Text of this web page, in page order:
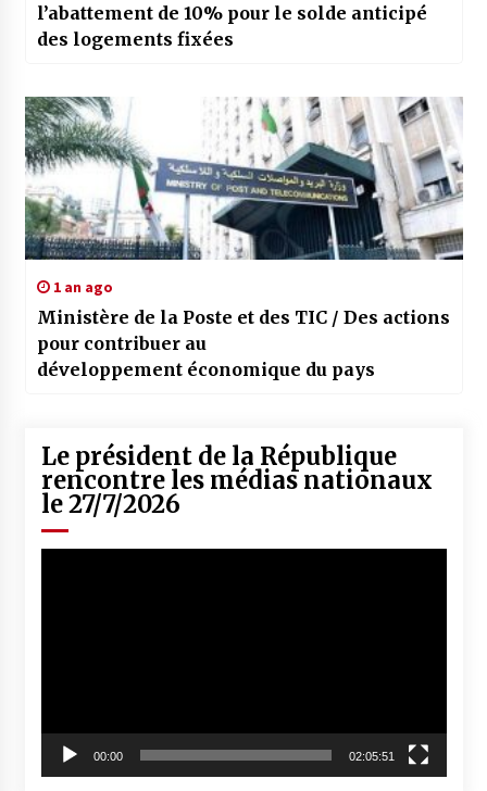
l’abattement de 10% pour le solde anticipé
des logements fixées
1 an ago
Ministère de la Poste et des TIC / Des actions
pour contribuer au
développement économique du pays
Le président de la République
rencontre les médias nationaux
le 27/7/2026
00:00 02:05:51